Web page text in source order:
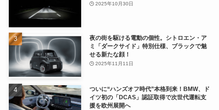
2025年10月30日
夜の街を駆ける電動の個性。シトロエン・ア
ミ「ダークサイド」特別仕様、ブラックで魅
せる新たな顔！
2025年11月11日
ついに“ハンズオフ時代”本格到来！BMW、ド
イツ初の「DCAS」認証取得で次世代運転支
援を欧州展開へ